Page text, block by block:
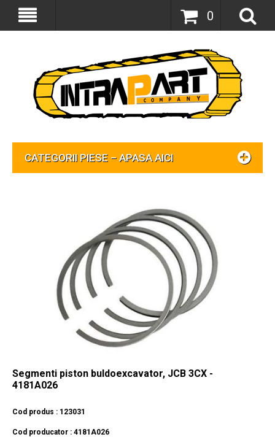
0
CATEGORII PIESE – APASA AICI
Segmenti piston buldoexcavator, JCB 3CX -
4181A026
Cod produs : 123031
Cod producator : 4181A026